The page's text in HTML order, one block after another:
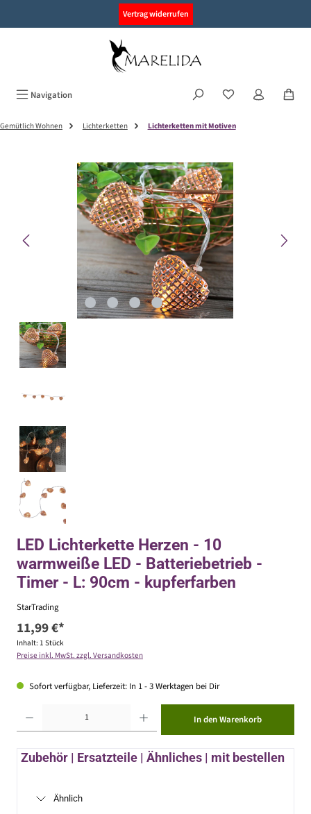
Vertrag widerrufen
Navigation
Gemütlich Wohnen Lichterketten Lichterketten mit Motiven
Bildergalerie überspringen
LED Lichterkette Herzen - 10
warmweiße LED - Batteriebetrieb -
Timer - L: 90cm - kupferfarben
StarTrading
11,99 €*
Inhalt: 1 Stück
Preise inkl. MwSt. zzgl. Versandkosten
Sofort verfügbar, Lieferzeit: In 1 - 3 Werktagen bei Dir
In den Warenkorb
Zubehör | Ersatzteile | Ähnliches | mit bestellen
Ähnlich